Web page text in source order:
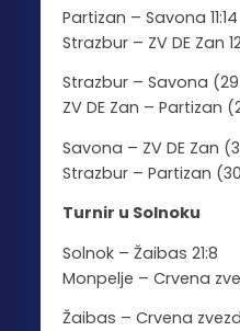
Partizan – Savona 11:14
Strazbur – ZV DE Zan
Strazbur – Savona
ZV DE Zan – Partizan
Savona – ZV DE Zan
Strazbur – Partizan
Turnir u Solnoku
Solnok – Žaibas 21:8
Monpelje – Crvena
Žaibas – Crvena